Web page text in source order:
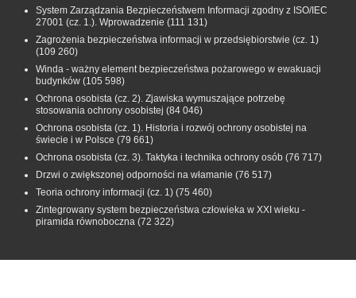
System Zarządzania Bezpieczeństwem Informacji zgodny z ISO/IEC
27001 (cz. 1.). Wprowadzenie (111 131)
Zagrożenia bezpieczeństwa informacji w przedsiębiorstwie (cz. 1)
(109 260)
Winda - ważny element bezpieczeństwa pożarowego w ewakuacji
budynków (105 598)
Ochrona osobista (cz. 2). Zjawiska wymuszające potrzebę
stosowania ochrony osobistej (84 046)
Ochrona osobista (cz. 1). Historia i rozwój ochrony osobistej na
świecie i w Polsce (79 661)
Ochrona osobista (cz. 3). Taktyka i technika ochrony osób (76 717)
Drzwi o zwiększonej odporności na włamanie (76 517)
Teoria ochrony informacji (cz. 1) (75 460)
Zintegrowany system bezpieczeństwa człowieka w XXI wieku -
piramida równoboczna (72 322)